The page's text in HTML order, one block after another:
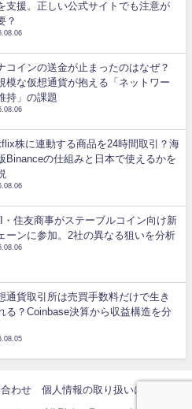
支援。正しい公式サイトでも注意が
？
コインの送金が止まったのはなぜ？
模な仮想通貨が抱える「ネットワー
持」の課題
株に連動する商品を24時間取引？海
Binanceの仕組みと日本で使えるかを
・住友商事がステーブルコイン向け新
ーンに参加。2社の異なる狙いを分析
通貨取引所は売買手数料だけで生き
る？Coinbase決算から収益構造を分
わせ 個人情報の取り扱いについて